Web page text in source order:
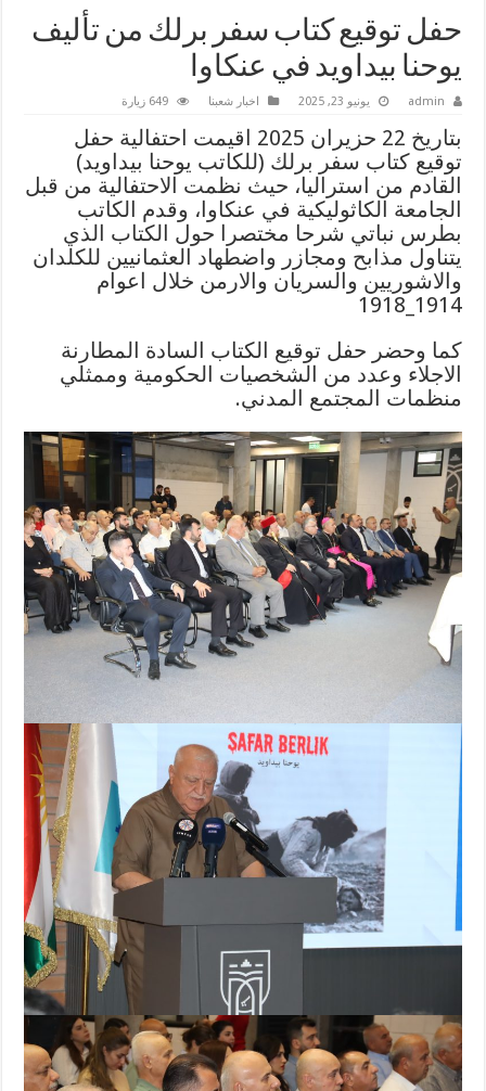
حفل توقيع كتاب سفر برلك من تأليف
يوحنا بيداويد في عنكاوا
admin يونيو 23, 2025 اخبار شعبنا 649 زيارة
بتاريخ 22 حزيران 2025 اقيمت احتفالية حفل
توقيع كتاب سفر برلك (للكاتب يوحنا بيداويد)
القادم من استراليا، حيث نظمت الاحتفالية من قبل
الجامعة الكاثوليكية في عنكاوا، وقدم الكاتب
بطرس نباتي شرحا مختصرا حول الكتاب الذي
يتناول مذابح ومجازر واضطهاد العثمانيين للكلدان
والاشوريين والسريان والارمن خلال اعوام
1914_1918
كما وحضر حفل توقيع الكتاب السادة المطارنة
الاجلاء وعدد من الشخصيات الحكومية وممثلي
منظمات المجتمع المدني.